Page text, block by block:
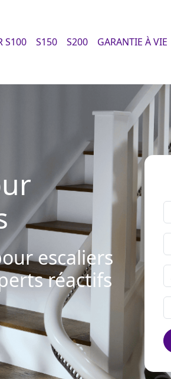
S100 S150 S200 GARANTIE À VIE
escaliers
réactifs